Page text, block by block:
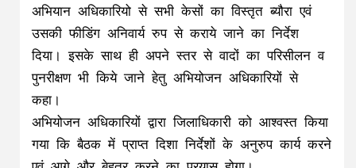
अभियान अधिकारियो से सभी केसों का विस्तृत ब्यौरा एवं
उसकी फीडिंग अनिवार्य रुप से कराये जाने का निर्देश
दिया। इसके साथ ही अपने स्तर से वादों का परिसीलन व
पुनरीक्षण भी किये जाने हेतु अभियोजन अधिकारियों से
कहा।
अभियोजन अधिकारियों द्वारा जिलाधिकारी को आश्वस्त किया
गया कि बैठक में प्राप्त दिशा निर्देशों के अनुरुप कार्य करने